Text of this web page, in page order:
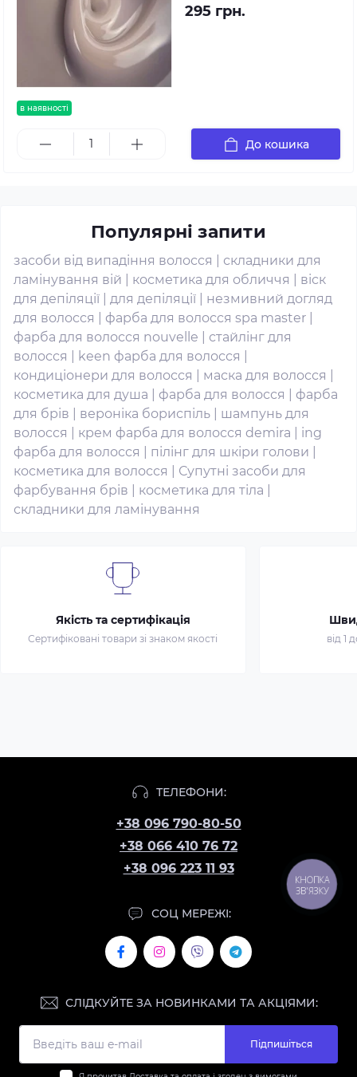
в наявності
295 грн.
До кошика
Популярні запити
засоби від випадіння волосся
складники для
ламінування вій
косметика для обличчя
віск
для депіляції
для депіляції
незмивний догляд
для волосся
фарба для волосся spa master
фарба для волосся nouvelle
стайлінг для
волосся
keen фарба для волосся
кондиціонери для волосся
маска для волосся
косметика для душа
фарба для волосся
фарба
для брів
вероніка бориспіль
шампунь для
волосся
крем фарба для волосся demira
ing
фарба для волосся
пілінг для шкіри голови
косметика для волосся
Супутні засоби для
фарбування брів
косметика для тіла
складники для ламінування
Якість та сертифікація
Сертифіковані товари зі знаком якості від 1
ТЕЛЕФОНИ:
+38 096 790-80-50
+38 066 410 76 72
+38 096 223 11 93
СОЦ МЕРЕЖІ:
СЛІДКУЙТЕ ЗА НОВИНКАМИ ТА АКЦІЯМИ:
Підпишіться
КНОПКА
ЗВ'ЯЗКУ